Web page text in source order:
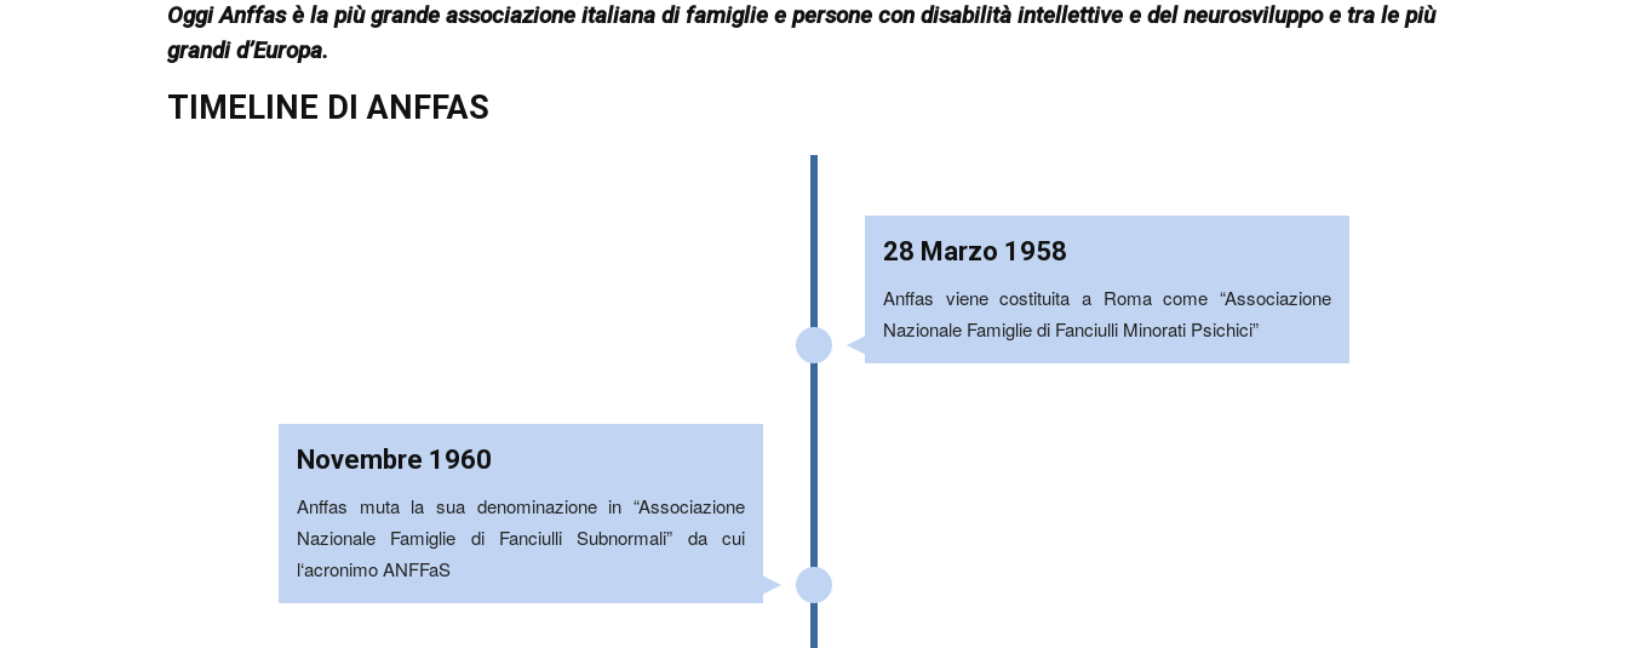
Oggi Anffas è la più grande associazione italiana di famiglie e persone con disabilità intellettive e del neurosviluppo e tra le più
grandi d’Europa.
TIMELINE DI ANFFAS
28 Marzo 1958
Anffas viene costituita a Roma come “Associazione
Nazionale Famiglie di Fanciulli Minorati Psichici”
Novembre 1960
Anffas muta la sua denominazione in “Associazione
Nazionale Famiglie di Fanciulli Subnormali” da cui
l‘acronimo ANFFaS